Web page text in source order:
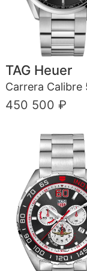
TAG Heuer
450 500 ₽